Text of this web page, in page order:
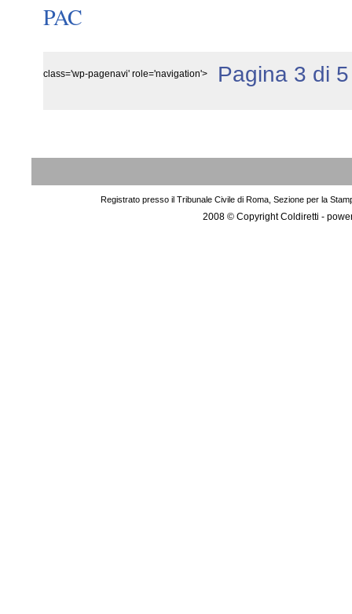
PAC
class='wp-pagenavi' role='navigation'> Pagina 3 di 5
Registrato presso il Tribunale Civile di Roma, Sezione per la
2008 © Copyright Coldiretti -